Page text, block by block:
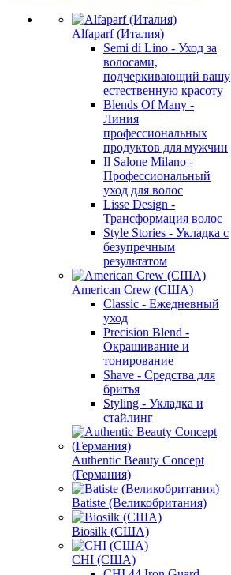
Alfaparf (Италия)
Semi di Lino - Уход за
волосами,
подчеркивающий вашу
естественную красоту
Blends Of Many -
Линия
профессиональных
продуктов для мужчин
Il Salone Milano -
Профессиональный
уход для волос
Lisse Design -
Трансформация волос
Style Stories - Укладка с
безупречным
результатом
American Crew (США)
Classic - Ежедневный
уход
Precision Blend -
Окрашивание и
тонирование
Shave - Средства для
бритья
Styling - Укладка и
стайлинг
Authentic Beauty Concept
(Германия)
Batiste (Великобритания)
Biosilk (США)
CHI (США)